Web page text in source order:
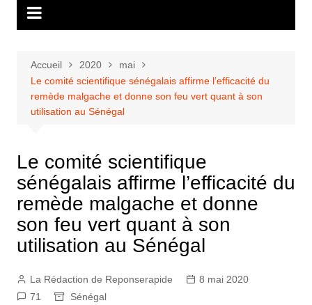
Accueil 2020
mai
Le comité scientifique sénégalais affirme l’efficacité du
remède malgache et donne son feu vert quant à son
utilisation au Sénégal
Le comité scientifique
sénégalais affirme l’efficacité du
remède malgache et donne
son feu vert quant à son
utilisation au Sénégal
La Rédaction de Reponserapide
8 mai 2020
71
Sénégal